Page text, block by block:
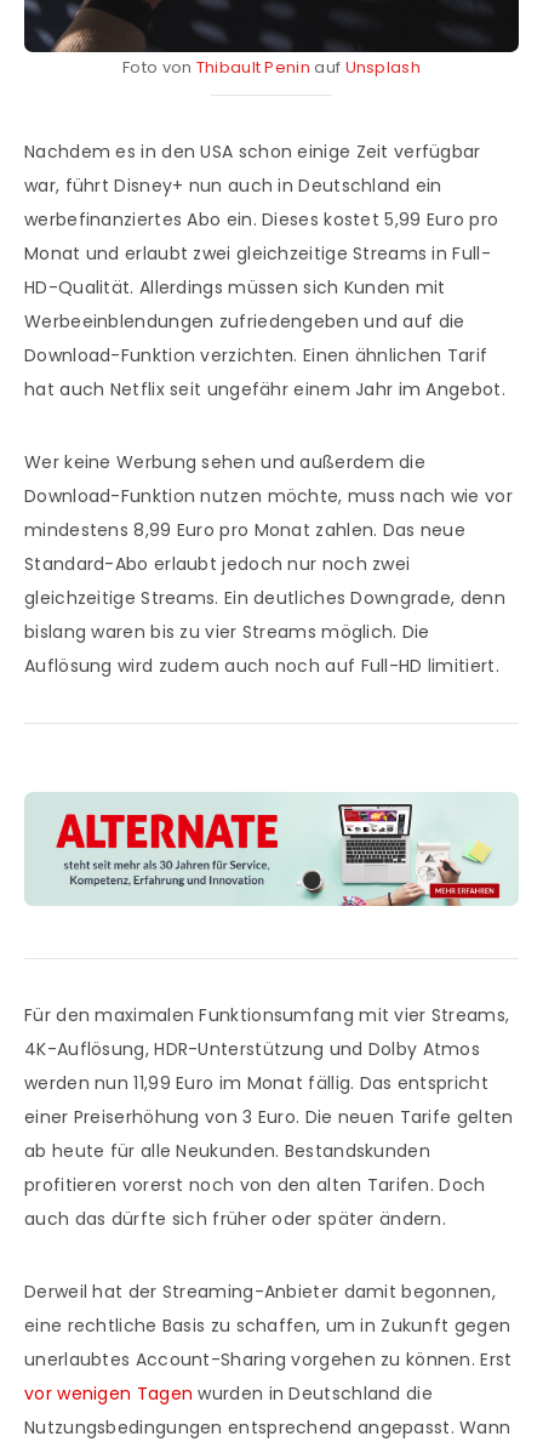
Foto von Thibault Penin auf Unsplash
Nachdem es in den USA schon einige Zeit verfügbar
war, führt Disney+ nun auch in Deutschland ein
werbefinanziertes Abo ein. Dieses kostet 5,99 Euro pro
Monat und erlaubt zwei gleichzeitige Streams in Full-
HD-Qualität. Allerdings müssen sich Kunden mit
Werbeeinblendungen zufriedengeben und auf die
Download-Funktion verzichten. Einen ähnlichen Tarif
hat auch Netflix seit ungefähr einem Jahr im Angebot.
Wer keine Werbung sehen und außerdem die
Download-Funktion nutzen möchte, muss nach wie vor
mindestens 8,99 Euro pro Monat zahlen. Das neue
Standard-Abo erlaubt jedoch nur noch zwei
gleichzeitige Streams. Ein deutliches Downgrade, denn
bislang waren bis zu vier Streams möglich. Die
Auflösung wird zudem auch noch auf Full-HD limitiert.
Für den maximalen Funktionsumfang mit vier Streams,
4K-Auflösung, HDR-Unterstützung und Dolby Atmos
werden nun 11,99 Euro im Monat fällig. Das entspricht
einer Preiserhöhung von 3 Euro. Die neuen Tarife gelten
ab heute für alle Neukunden. Bestandskunden
profitieren vorerst noch von den alten Tarifen. Doch
auch das dürfte sich früher oder später ändern.
Derweil hat der Streaming-Anbieter damit begonnen,
eine rechtliche Basis zu schaffen, um in Zukunft gegen
unerlaubtes Account-Sharing vorgehen zu können. Erst
vor wenigen Tagen wurden in Deutschland die
Nutzungsbedingungen entsprechend angepasst. Wann